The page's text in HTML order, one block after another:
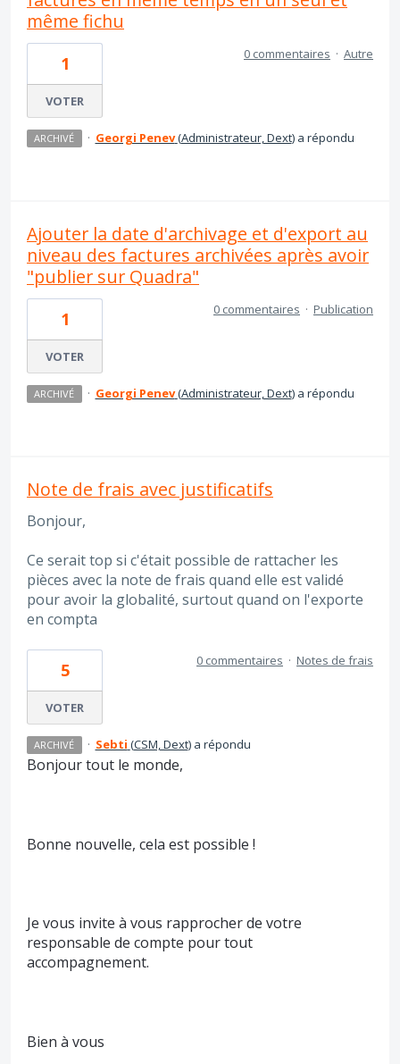
même fichu
1
VOTER
0 commentaires · Autre
ARCHIVÉ · Georgi Penev(Administrateur, Dext)a répondu
Ajouter la date d'archivage et d'export au
niveau des factures archivées après avoir
"publier sur Quadra"
1
VOTER
0 commentaires · Publication
ARCHIVÉ · Georgi Penev(Administrateur, Dext)a répondu
Note de frais avec justificatifs
Bonjour,
Ce serait top si c'était possible de rattacher les
pièces avec la note de frais quand elle est validé
pour avoir la globalité, surtout quand on l'exporte
en compta
5
VOTER
0 commentaires · Notes de frais
ARCHIVÉ · Sebti (CSM, Dext)a répondu
Bonjour tout le monde,
Bonne nouvelle, cela est possible !
Je vous invite à vous rapprocher de votre
responsable de compte pour tout
accompagnement.
Bien à vous